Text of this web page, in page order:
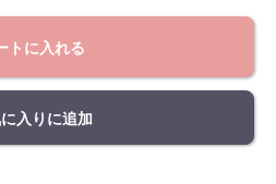
トに入れる
入りに追加